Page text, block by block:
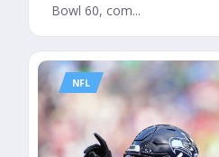
Bowl 60, com...
NFL